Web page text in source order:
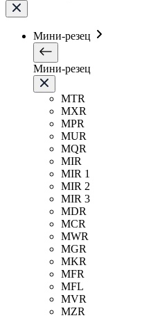
Мини-резец
Мини-резец
MTR
MXR
MPR
MUR
MQR
MIR
MIR 1
MIR 2
MIR 3
MDR
MCR
MWR
MGR
MKR
MFR
MFL
MVR
MZR